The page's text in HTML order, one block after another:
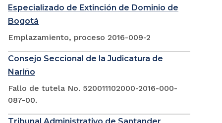
Especializado de Extinción de Dominio de
Bogotá
Emplazamiento, proceso 2016-009-2
Consejo Seccional de la Judicatura de
Nariño
Fallo de tutela No. 520011102000-2016-000-
087-00.